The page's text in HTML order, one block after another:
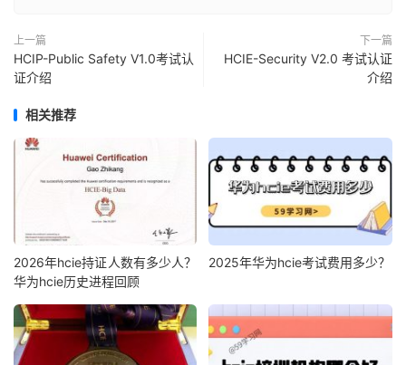
上一篇
HCIP-Public Safety V1.0考试认
证介绍
下一篇
HCIE-Security V2.0 考试认证
介绍
相关推荐
2026年hcie持证人数有多少人？
华为hcie历史进程回顾
2025年华为hcie考试费用多少？